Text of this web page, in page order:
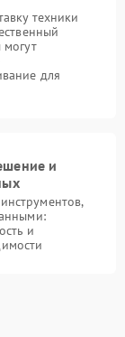
техники
для
и
и